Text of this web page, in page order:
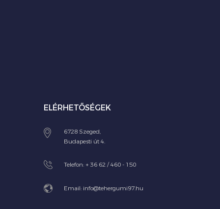
ELÉRHETŐSÉGEK
6728 Szeged,
Budapesti út 4.
Telefon: + 36 62 / 460 - 150
Email: info@tehergumi97.hu